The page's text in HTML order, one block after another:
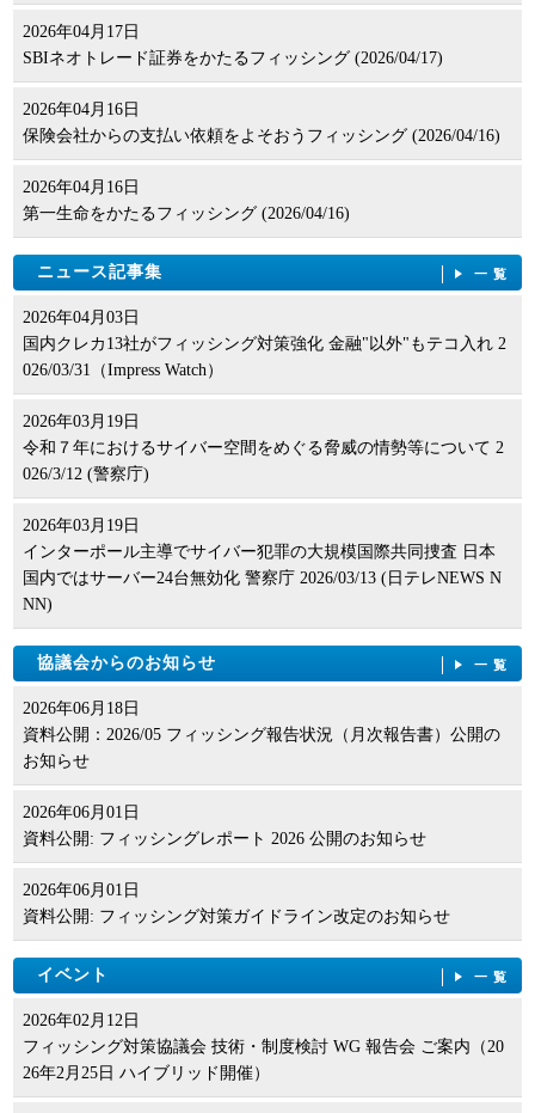
2026年04月17日
SBIネオトレード証券をかたるフィッシング (2026/04/17)
2026年04月16日
保険会社からの支払い依頼をよそおうフィッシング (2026/04/16)
2026年04月16日
第一生命をかたるフィッシング (2026/04/16)
ニュース記事集 一覧
2026年04月03日
国内クレカ13社がフィッシング対策強化 金融"以外"もテコ入れ 2
026/03/31（Impress Watch）
2026年03月19日
令和７年におけるサイバー空間をめぐる脅威の情勢等について 2
026/3/12 (警察庁)
2026年03月19日
インターポール主導でサイバー犯罪の大規模国際共同捜査 日本
国内ではサーバー24台無効化 警察庁 2026/03/13 (日テレNEWS N
NN)
協議会からのお知らせ 一覧
2026年06月18日
資料公開：2026/05 フィッシング報告状況（月次報告書）公開の
お知らせ
2026年06月01日
資料公開: フィッシングレポート 2026 公開のお知らせ
2026年06月01日
資料公開: フィッシング対策ガイドライン改定のお知らせ
イベント 一覧
2026年02月12日
フィッシング対策協議会 技術・制度検討 WG 報告会 ご案内（20
26年2月25日 ハイブリッド開催）